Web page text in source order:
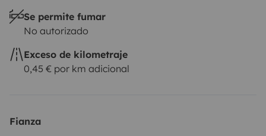
• 15 min aeropuerto Bordeaux
• 25 min estación
• Transfer disponible
• Parking gratuito
Se permite fumar
No autorizado
Exceso de kilometraje
0,45 € por km adicional
Fianza